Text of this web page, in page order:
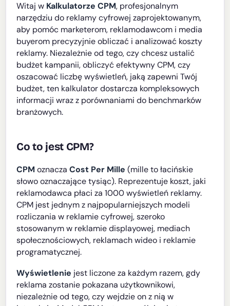
Witaj w Kalkulatorze CPM, profesjonalnym
narzędziu do reklamy cyfrowej zaprojektowanym,
aby pomóc marketerom, reklamodawcom i media
buyerom precyzyjnie obliczać i analizować koszty
reklamy. Niezależnie od tego, czy chcesz ustalić
budżet kampanii, obliczyć efektywny CPM, czy
oszacować liczbę wyświetleń, jaką zapewni Twój
budżet, ten kalkulator dostarcza kompleksowych
informacji wraz z porównaniami do benchmarków
branżowych.
Co to jest CPM?
CPM oznaczaCost Per Mille (mille to łacińskie
słowo oznaczające tysiąc). Reprezentuje koszt, jaki
reklamodawca płaci za 1000 wyświetleń reklamy.
CPM jest jednym z najpopularniejszych modeli
rozliczania w reklamie cyfrowej, szeroko
stosowanym w reklamie displayowej, mediach
społecznościowych, reklamach wideo i reklamie
programatycznej.
Wyświetlenie jest liczone za każdym razem, gdy
reklama zostanie pokazana użytkownikowi,
niezależnie od tego, czy wejdzie on z nią w